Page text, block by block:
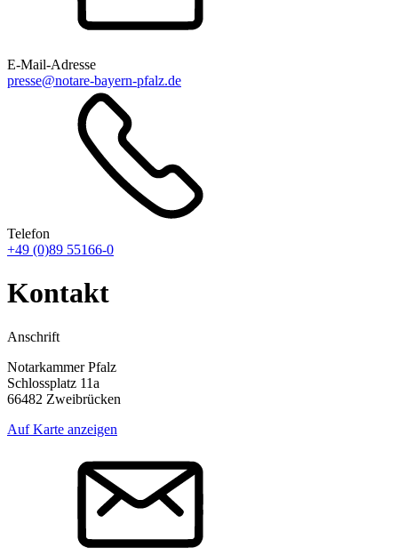
E-Mail-Adresse
presse@notare-bayern-pfalz.de
Telefon
+49 (0)89 55166-0
Kontakt
Anschrift
Notarkammer Pfalz
Schlossplatz 11a
66482 Zweibrücken
Auf Karte anzeigen